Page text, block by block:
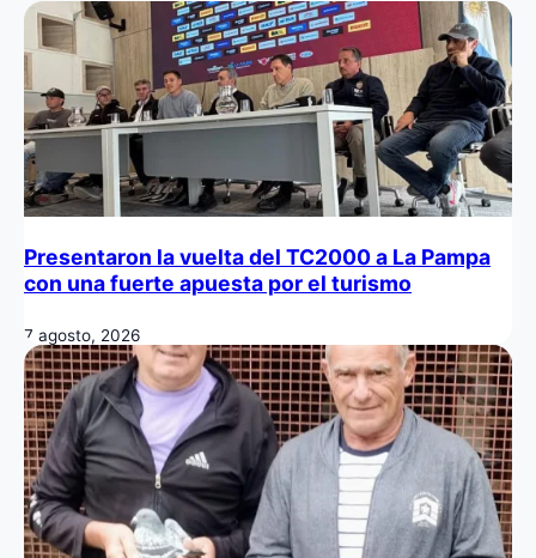
Presentaron la vuelta del TC2000 a La Pampa
con una fuerte apuesta por el turismo
7 agosto, 2026